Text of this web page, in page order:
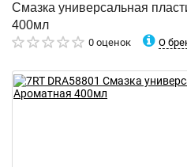
Смазка универсальная
400мл
0 оценок О